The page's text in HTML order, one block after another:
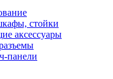
стойки
аксессуары
панели